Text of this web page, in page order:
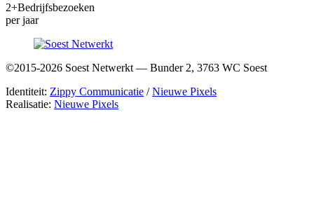
2+Bedrijfsbezoeken
per jaar
©2015-2026 Soest Netwerkt — Bunder 2, 3763 WC Soest
Identiteit: Zippy Communicatie /Nieuwe Pixels
Realisatie: Nieuwe Pixels